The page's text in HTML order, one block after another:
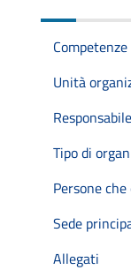
Competenze
Unità
Responsabile
Tipo di
Persone
Sede
Allegati